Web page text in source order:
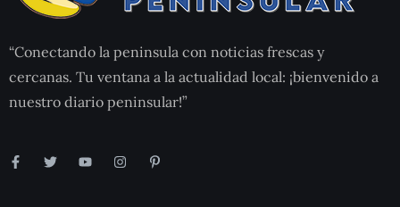
“Conectando la peninsula con noticias frescas y
cercanas. Tu ventana a la actualidad local: ¡bienvenido a
nuestro diario peninsular!”